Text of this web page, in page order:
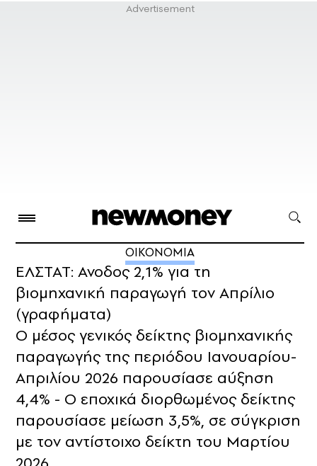
ΟΙΚΟΝΟΜΙΑ
ΕΛΣΤΑΤ: Ανοδος 2,1% για τη
βιομηχανική παραγωγή τον Απρίλιο
(γραφήματα)
Ο μέσος γενικός δείκτης βιομηχανικής
παραγωγής της περιόδου Ιανουαρίου-
Απριλίου 2026 παρουσίασε αύξηση
4,4% - Ο εποχικά διορθωμένος δείκτης
παρουσίασε μείωση 3,5%, σε σύγκριση
με τον αντίστοιχο δείκτη του Μαρτίου